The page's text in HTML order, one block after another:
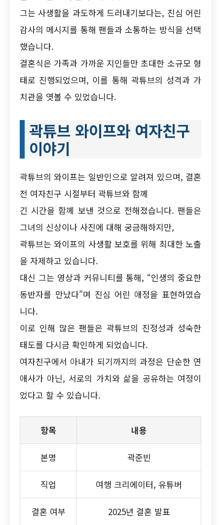
그는 사생활을 과도하게 드러내기보다는, 진심 어린
감사의 메시지를 통해 팬들과 소통하는 방식을 선택
했습니다.
결혼식은 가족과 가까운 지인들만 초대한 소규모 형
태로 진행되었으며, 이를 통해 곽튜브의 성격과 가
치관을 엿볼 수 있었습니다.
곽튜브 와이프와 여자친구
이야기
곽튜브의 와이프는 일반인으로 알려져 있으며, 결혼
전 여자친구 시절부터 곽튜브와 함께
긴 시간을 함께 보낸 것으로 전해졌습니다. 팬들은
그녀의 신상이나 사진에 대해 궁금해하지만,
곽튜브는 와이프의 사생활 보호를 위해 최대한 노출
을 자제하고 있습니다.
대신 그는 영상과 커뮤니티를 통해, “인생의 중요한
동반자를 만났다”며 진심 어린 애정을 표현하였습
니다.
이로 인해 많은 팬들은 곽튜브의 진정성과 성숙한
태도를 다시금 확인하게 되었습니다.
여자친구에서 아내가 되기까지의 과정은 단순한 연
애사가 아닌, 서로의 가치와 삶을 공유하는 여정이
었다고 할 수 있습니다.
항목 내용
본명 곽준빈
직업 여행 크리에이터, 유튜버
결혼 여부 2025년 결혼 발표